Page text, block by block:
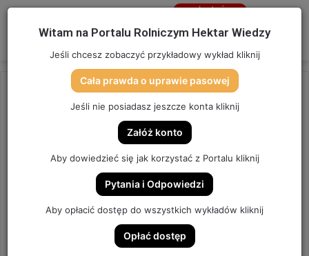
Menu
Jesteś
Strona główna/OSTATNIO DODANE
POPLON POD KUKURYDZĘ –
KIEDY, JAK I CO ZASIAĆ? |
ODCINEK 291
Witam na Portalu Rolniczym Hektar Wiedzy
Jeśli chcesz zobaczyć przykładowy wykład kliknij
Cała prawda o uprawie pasowej
Jeśli nie posiadasz jeszcze konta kliknij
Załóż konto
Aby dowiedzieć się jak korzystać z Portalu kliknij
Pytania i Odpowiedzi
Aby opłacić dostęp do wszystkich wykładów kliknij
Opłać dostęp